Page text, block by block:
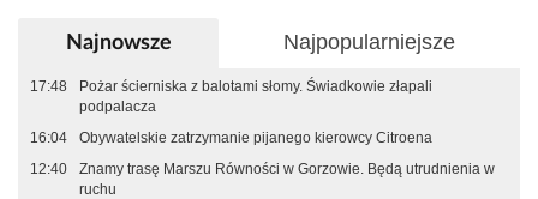
Najnowsze Najpopularniejsze
17:48
Pożar ścierniska z balotami słomy. Świadkowie złapali
podpalacza
16:04
Obywatelskie zatrzymanie pijanego kierowcy Citroena
12:40
Znamy trasę Marszu Równości w Gorzowie. Będą utrudnienia w
ruchu